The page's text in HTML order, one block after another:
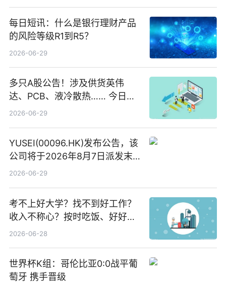
每日短讯：什么是银行理财产品
的风险等级R1到R5？
2026-06-29
多只A股公告！涉及供货英伟
达、PCB、液冷散热…… 今日快
讯
2026-06-29
YUSEI(00096.HK)发布公告，该
公司将于2026年8月7日派发末
期股息每股人民币0.013元 每日
2026-06-29
考不上好大学？找不到好工作？
收入不称心？按时吃饭、好好睡
觉
2026-06-28
世界杯K组：哥伦比亚0:0战平葡
萄牙 携手晋级